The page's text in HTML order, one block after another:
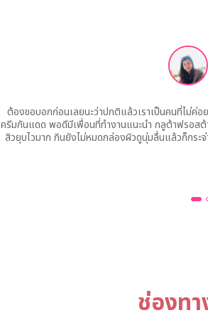
ต้องขอบอกก่อนเลยนะว่าปกติแล้วเราเป็นคนที่ไม่ค่อ
ครีมกันแดด พอดีมีเพื่อนที่ทำงานแนะนำ กลูต้าฟรอส
สิวยุบไวมาก กินยังไม่หมดกล่องผิวดูนุ่มลื่นแล้วก็กระ
ช่องทา